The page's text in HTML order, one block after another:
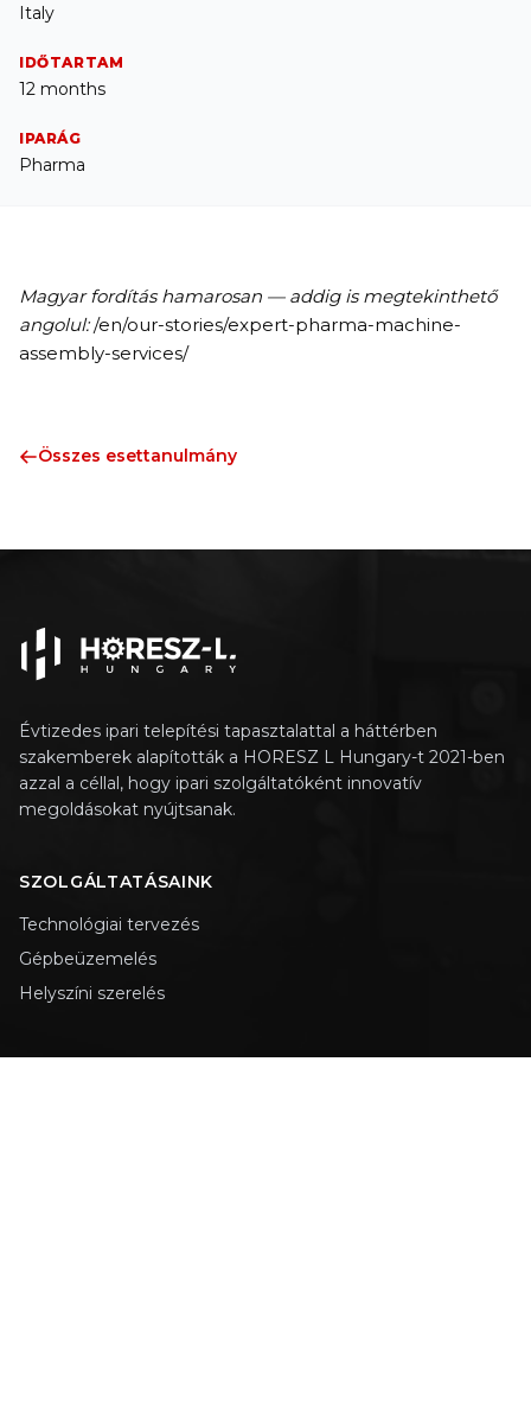
Italy
IDŐTARTAM
12 months
IPARÁG
Pharma
Magyar fordítás hamarosan — addig is megtekinthető
angolul: /en/our-stories/expert-pharma-machine-
assembly-services/
Összes esettanulmány
Évtizedes ipari telepítési tapasztalattal a háttérben
szakemberek alapították a HORESZ L Hungary-t 2021-ben
azzal a céllal, hogy ipari szolgáltatóként innovatív
megoldásokat nyújtsanak.
SZOLGÁLTATÁSAINK
Technológiai tervezés
Gépbeüzemelés
Helyszíni szerelés